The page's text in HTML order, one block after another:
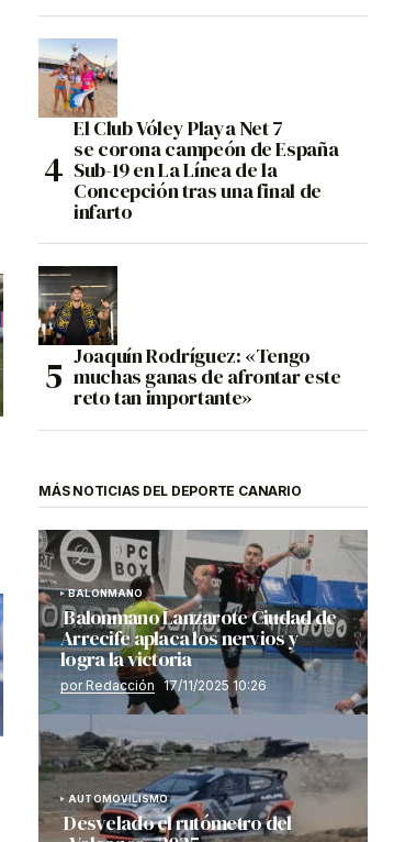
El Club Vóley Playa Net 7
se corona campeón de España
Sub-19 en La Línea de la
Concepción tras una final de
infarto
Joaquín Rodríguez: «Tengo
muchas ganas de afrontar este
reto tan importante»
MÁS NOTICIAS DEL DEPORTE CANARIO
BALONMANO
Balonmano Lanzarote Ciudad de
Arrecife aplaca los nervios y
logra la victoria
por Redacción 17/11/2025 10:26
AUTOMOVILISMO
Desvelado el rutómetro del